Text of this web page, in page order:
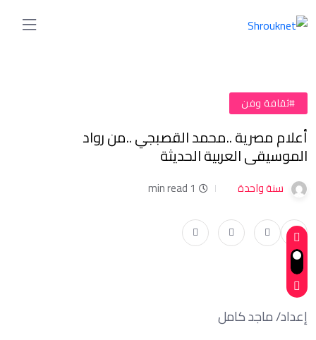
#ثقافة وفن
أعلام مصرية ..محمد القصبجي ..من رواد
الموسيقى العربية الحديثة
سنة واحدة 1 min read
إعداد/ ماجد كامل